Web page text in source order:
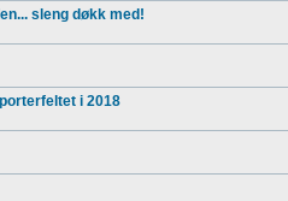
sleng døkk med!
i 2018